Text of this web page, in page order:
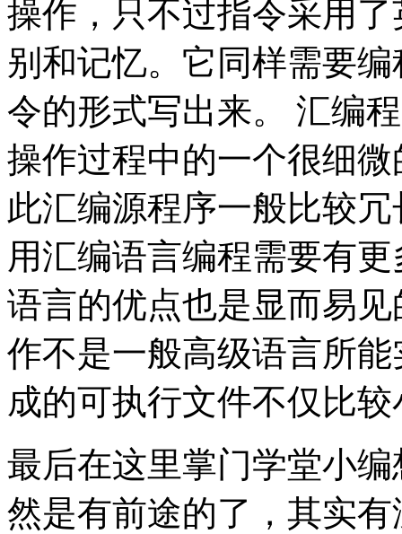
操作，只不过指令采用
别和记忆。它同样需要
令的形式写出来。 汇编
操作过程中的一个很细
此汇编源程序一般比较
用汇编语言编程需要有
语言的优点也是显而易
作不是一般高级语言所
成的可执行文件不仅比
最后在这里掌门学堂小
然是有前途的了，其实